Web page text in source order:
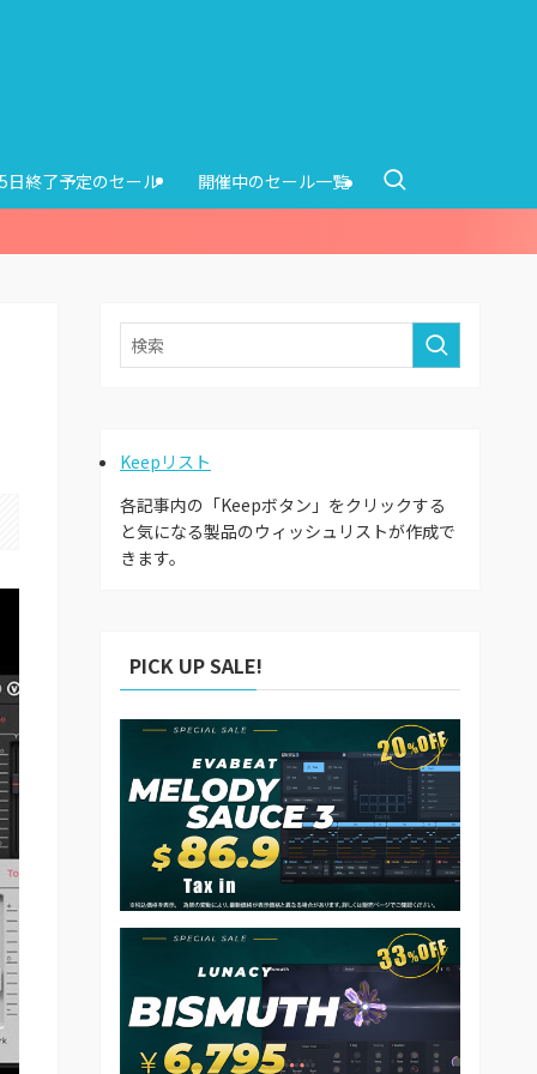
終了予定のセール 開催中のセール一覧
Keepリスト
各記事内の「Keepボタン」をクリックする
と気になる製品のウィッシュリストが作成で
きます。
PICK UP SALE!